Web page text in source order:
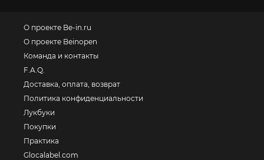
О проекте Be-in.ru
О проекте Beinopen
Команда и контакты
F.A.Q.
Доставка, оплата, возврат
Политика конфиденциальности
Лукбуки
Покупки
Практика
Glocalabel.com